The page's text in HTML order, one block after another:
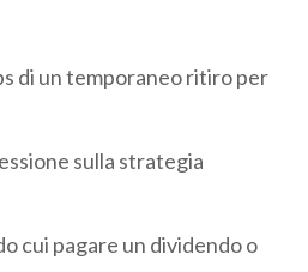
di un temporaneo ritiro per
sulla strategia
cui pagare un dividendo o